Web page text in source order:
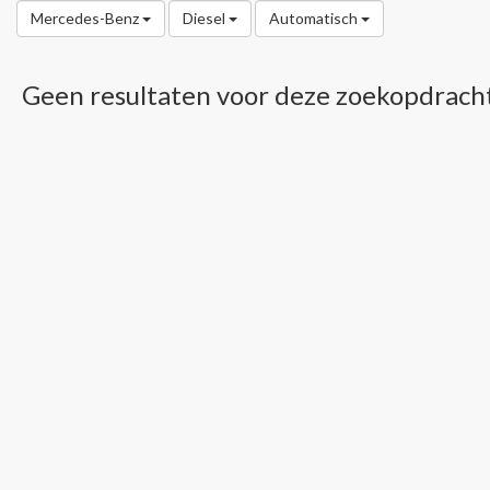
Mercedes-Benz Diesel Automatisch
Geen resultaten voor deze